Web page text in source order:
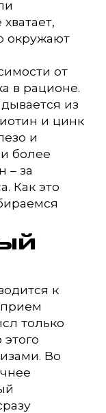
окружают
от
в рационе.
из
и цинк
и
более
– за
Как это
к
только
Во